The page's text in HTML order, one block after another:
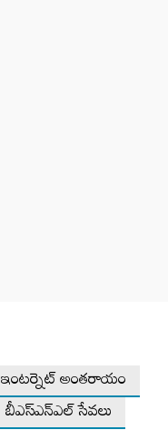
ఇంటర్నెట్ అంతరాయం
బీఎస్ఎన్ఎల్‌ సేవలు